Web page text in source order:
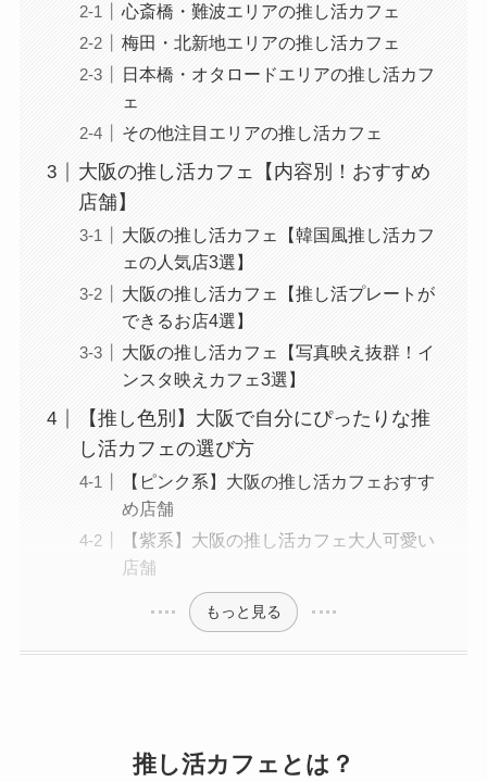
心斎橋・難波エリアの推し活カフェ
梅田・北新地エリアの推し活カフェ
日本橋・オタロードエリアの推し活カフ
ェ
その他注目エリアの推し活カフェ
大阪の推し活カフェ【内容別！おすすめ
店舗】
大阪の推し活カフェ【韓国風推し活カフ
ェの人気店3選】
大阪の推し活カフェ【推し活プレートが
できるお店4選】
大阪の推し活カフェ【写真映え抜群！イ
ンスタ映えカフェ3選】
【推し色別】大阪で自分にぴったりな推
し活カフェの選び方
【ピンク系】大阪の推し活カフェおすす
め店舗
【紫系】大阪の推し活カフェ大人可愛い
店舗
もっと見る
推し活カフェとは？